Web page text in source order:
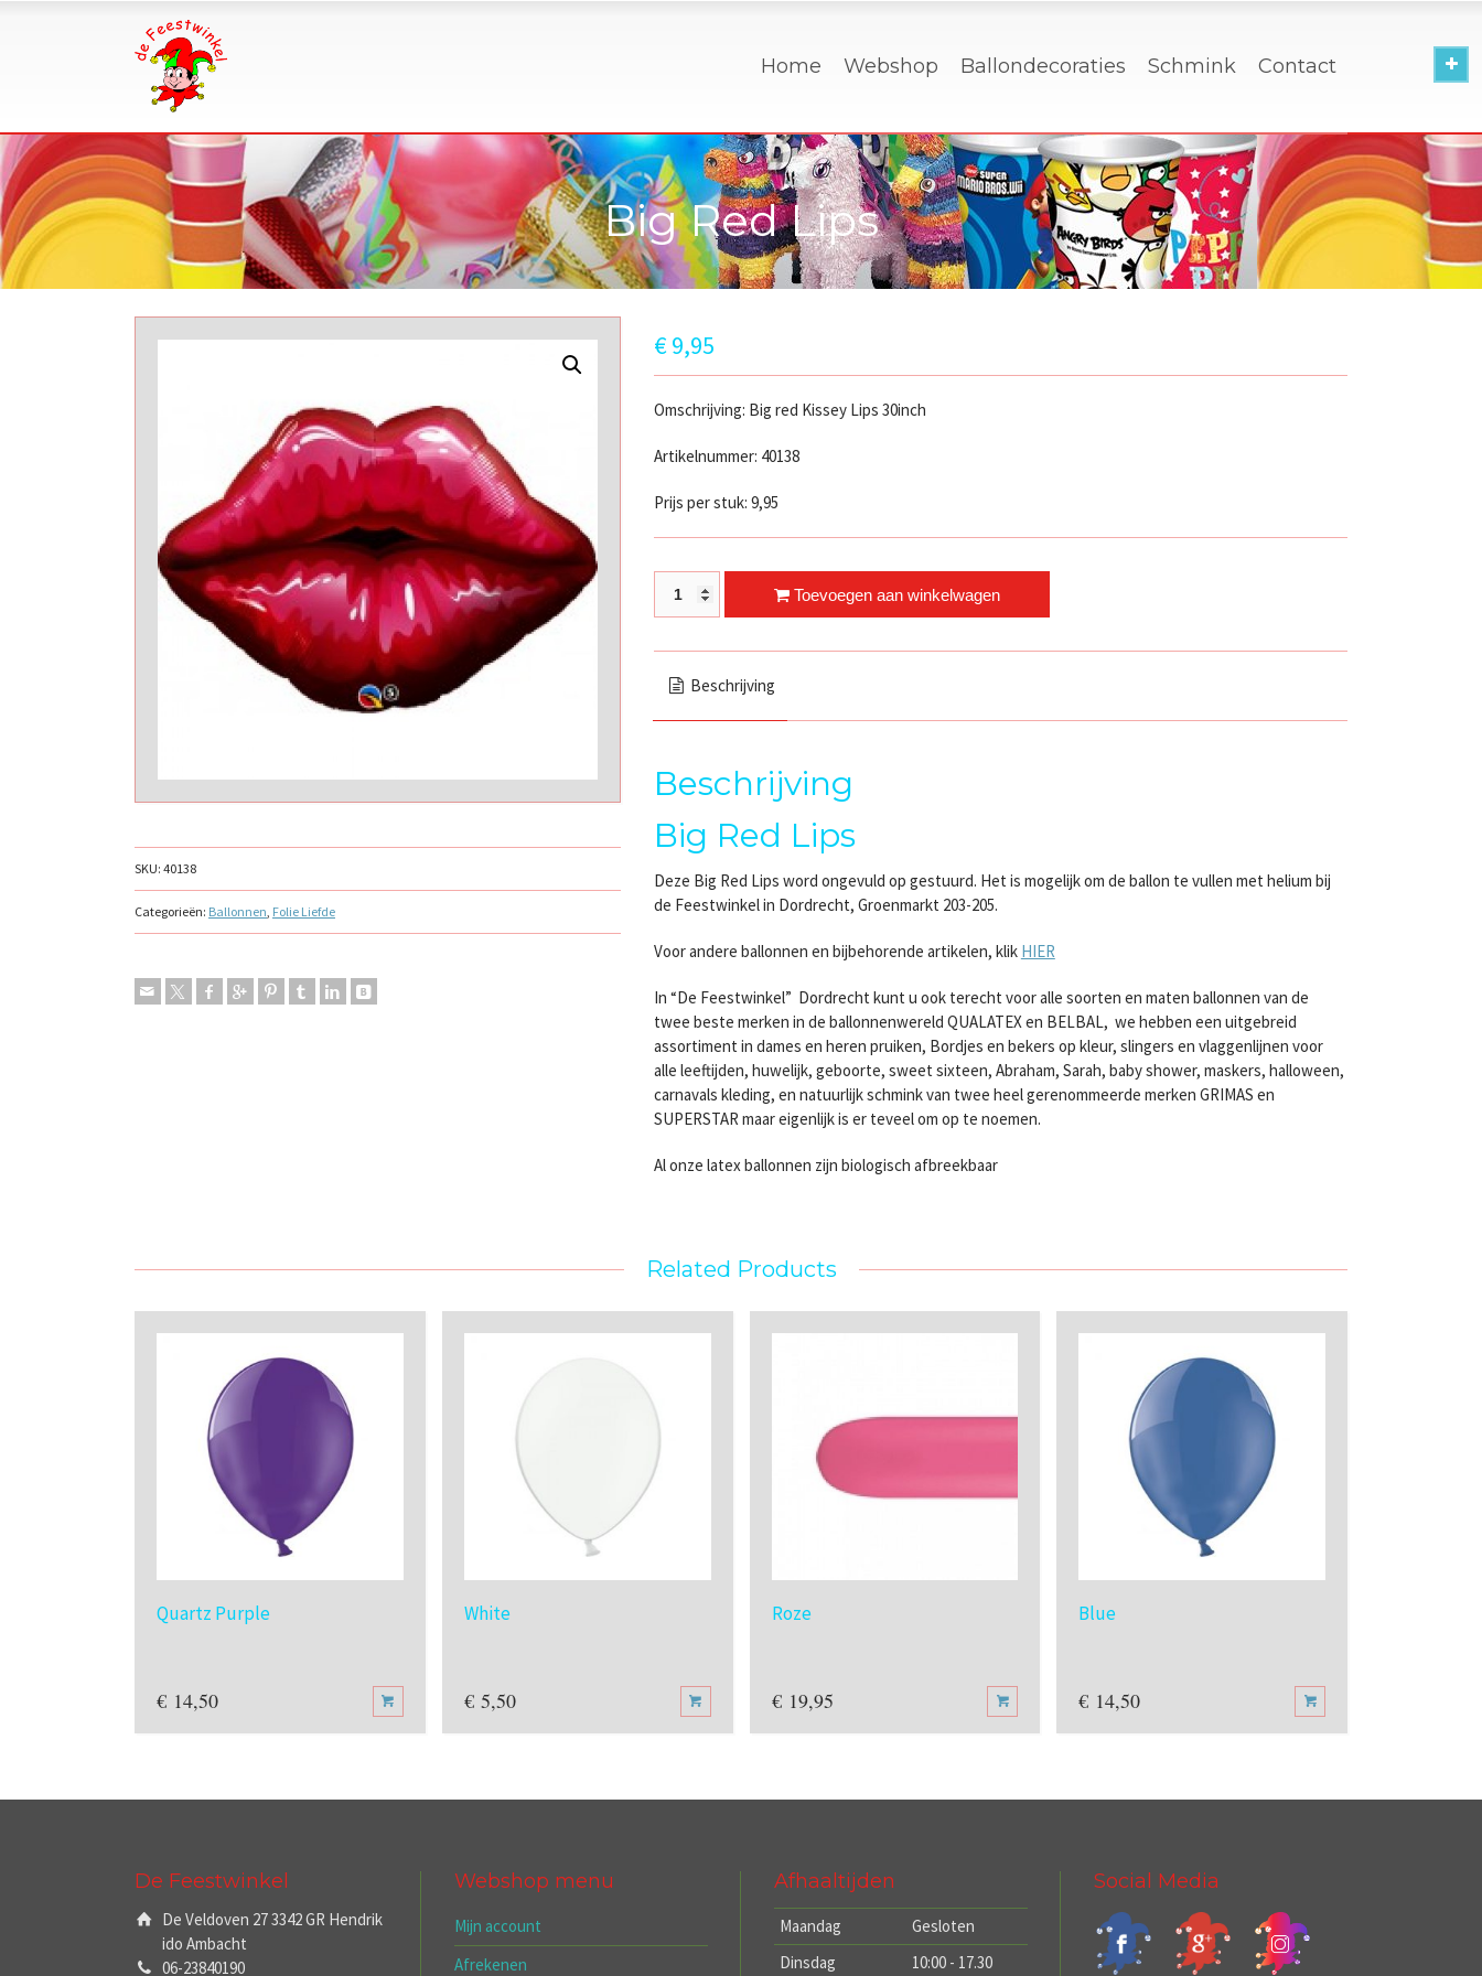
Home Webshop Ballondecoraties Schmink Contact
Big Red Lips
SKU: 40138
Categorieën: Ballonnen Folie Liefde
€9,95
Omschrijving: Big red Kissey Lips 30inch
Artikelnummer: 40138
Prijs per stuk: 9,95
Big Red Lips quantityToevoegen aan winkelwagen
Beschrijving
Beschrijving
Big Red Lips
Deze Big Red Lips word ongevuld op gestuurd. Het is mogelijk om de ballon te vullen met helium bij
de Feestwinkel in Dordrecht, Groenmarkt 203-205.
Voor andere ballonnen en bijbehorende artikelen, klik HIER
In “De Feestwinkel” Dordrecht kunt u ook terecht voor alle soorten en maten ballonnen van de
twee beste merken in de ballonnenwereld QUALATEX en BELBAL, we hebben een uitgebreid
assortiment in dames en heren pruiken, Bordjes en bekers op kleur, slingers en vlaggenlijnen voor
alle leeftijden, huwelijk, geboorte, sweet sixteen, Abraham, Sarah, baby shower, maskers, halloween,
carnavals kleding, en natuurlijk schmink van twee heel gerenommeerde merken GRIMAS en
SUPERSTAR maar eigenlijk is er teveel om op te noemen.
Al onze latex ballonnen zijn biologisch afbreekbaar
Related Products
Quartz Purple
€ 14,50
White
€5,50
Roze
€19,95
Blue
€ 14,50
De Feestwinkel
De Veldoven 27 3342 GR Hendrik
ido Ambacht
06-23840190
Webshop menu
Mijn account
Afrekenen
Afhaaltijden
Maandag
Gesloten
Dinsdag
10:00 - 17.30
Social Media